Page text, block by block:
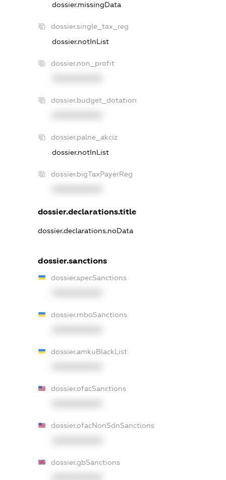
dossier.missingData
dossier.single_tax_reg
dossier.notInList
dossier.non_profit
dossier.budget_dotation
dossier.palne_akciz
dossier.notInList
dossier.bigTaxPayerReg
dossier.declarations.title
dossier.declarations.noData
dossier.sanctions
dossier.specSanctions
dossier.rnboSanctions
dossier.amkuBlackList
dossier.ofacSanctions
dossier.ofacNonSdnSanctions
dossier.gbSanctions